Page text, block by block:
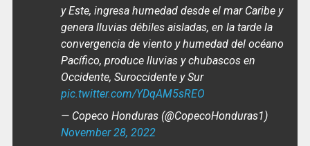
y Este, ingresa humedad desde el mar Caribe y
genera lluvias débiles aisladas, en la tarde la
convergencia de viento y humedad del océano
Pacífico, produce lluvias y chubascos en
Occidente, Suroccidente y Sur
pic.twitter.com/YDqAM5sREO
— Copeco Honduras (@CopecoHonduras1)
November 28, 2022